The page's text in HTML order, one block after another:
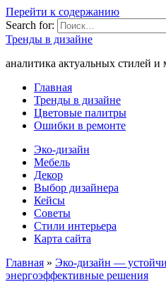
Перейти к содержанию
Search for:
Тренды в дизайне
аналитика актуальных стилей и
Главная
Тренды в дизайне
Цветовые палитры
Ошибки в ремонте
Эко-дизайн
Мебель
Декор
Выбор дизайнера
Кейсы
Советы
Стили интерьера
Карта сайта
Главная » Эко-дизайн —
энергоэффективные решения